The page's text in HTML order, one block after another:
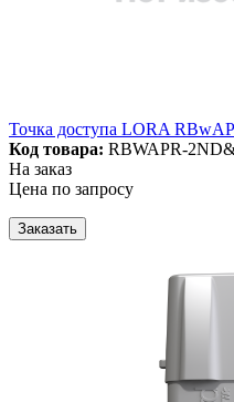
Точка доступа LORA
Код товара: RBWAPR-
На заказ
Цена по запросу
Заказать